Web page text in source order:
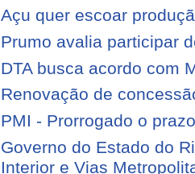
Açu quer escoar
Prumo avalia participar
DTA busca acordo com
Renovação de
PMI - Prorrogado o
Governo do Estado do
Interior e Vias